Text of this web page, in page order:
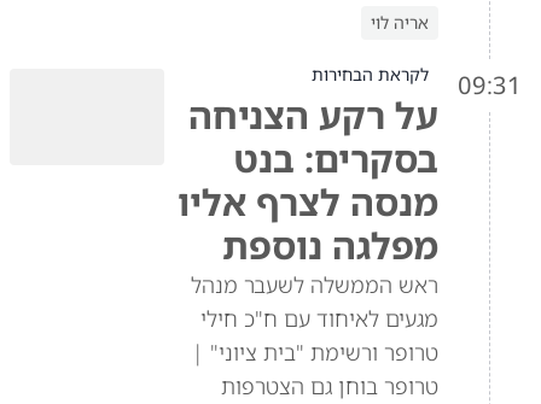
אריה לוי
09:31 לקראת הבחירות
על רקע הצניחה
בסקרים: בנט
מנסה לצרף אליו
מפלגה נוספת
ראש הממשלה לשעבר מנהל
מגעים לאיחוד עם ח"כ חילי
טרופר ורשימת "בית ציוני" |
טרופר בוחן גם הצטרפות